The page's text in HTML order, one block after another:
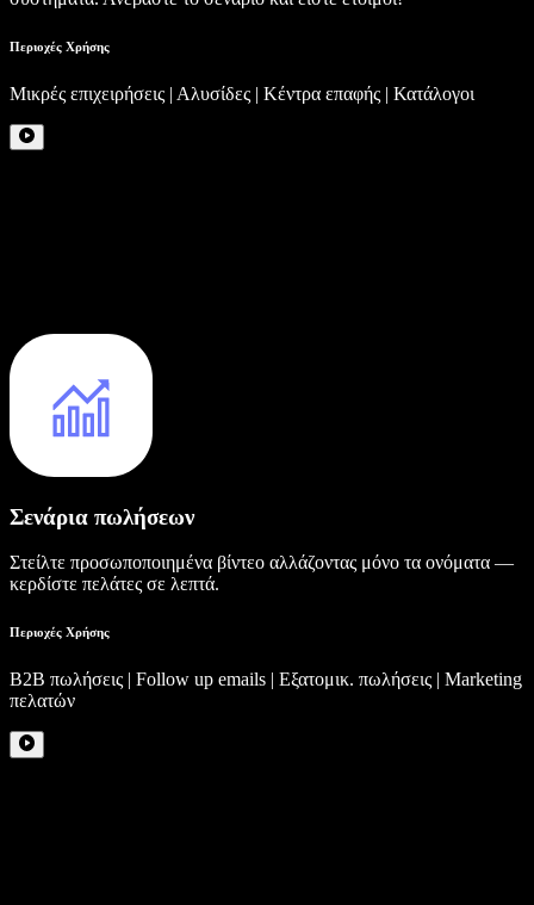
Περιοχές Χρήσης
Μικρές επιχειρήσεις | Αλυσίδες | Κέντρα επαφής | Κατάλογοι
Σενάρια πωλήσεων
Στείλτε προσωποποιημένα βίντεο αλλάζοντας μόνο τα ονόματα —
κερδίστε πελάτες σε λεπτά.
Περιοχές Χρήσης
B2B πωλήσεις | Follow up emails | Εξατομικ. πωλήσεις | Marketing
πελατών